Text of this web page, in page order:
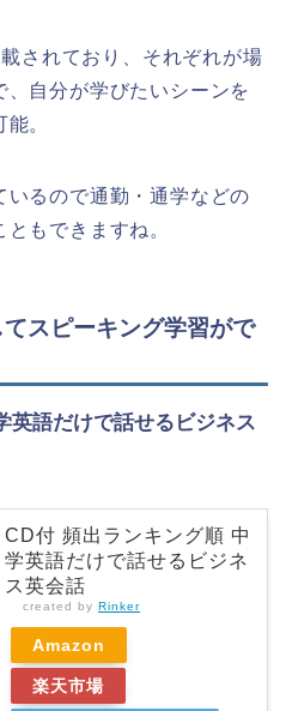
されており、それぞれが場
自分が学びたいシーンを
。
いるので通勤・通学などの
もできますね。
スピーキング学習がで
英語だけで話せるビジネス
CD付 頻出ランキング順 中
学英語だけで話せるビジネ
ス英会話
created by Rinker
Amazon
楽天市場